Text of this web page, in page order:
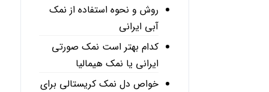
روش و نحوه استفاده از نمک
آبی ایرانی
کدام بهتر است نمک صورتی
ایرانی یا نمک هیمالیا
خواص دل نمک کریستالی برای